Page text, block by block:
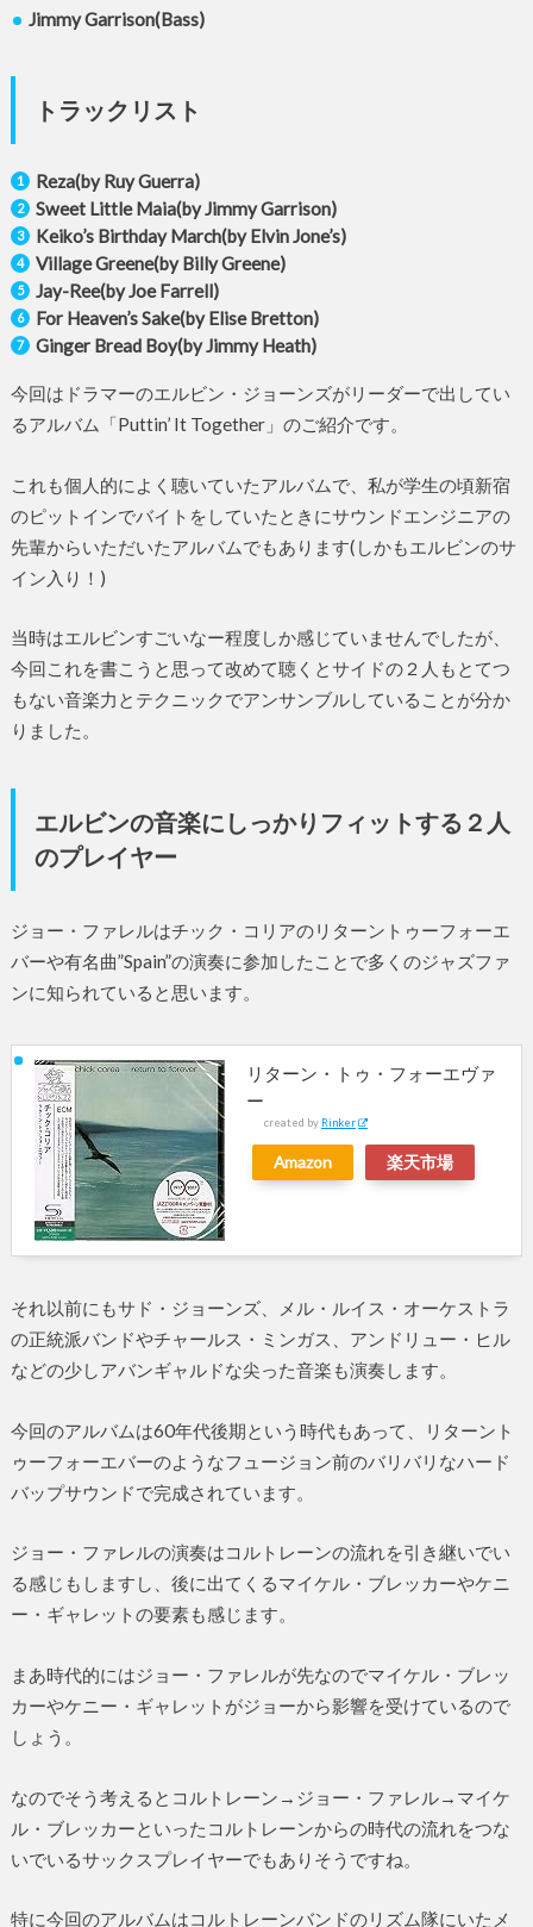
Jimmy Garrison(Bass)
トラックリスト
Reza(by Ruy Guerra)
Sweet Little Maia(by Jimmy Garrison)
Keiko’s Birthday March(by Elvin Jone’s)
Village Greene(by Billy Greene)
Jay-Ree(by Joe Farrell)
For Heaven’s Sake(by Elise Bretton)
Ginger Bread Boy(by Jimmy Heath)
今回はドラマーのエルビン・ジョーンズがリーダーで出してい
るアルバム「Puttin’ It Together」のご紹介です。
これも個人的によく聴いていたアルバムで、私が学生の頃新宿
のピットインでバイトをしていたときにサウンドエンジニアの
先輩からいただいたアルバムでもあります(しかもエルビンのサ
イン入り！)
当時はエルビンすごいなー程度しか感じていませんでしたが、
今回これを書こうと思って改めて聴くとサイドの２人もとてつ
もない音楽力とテクニックでアンサンブルしていることが分か
りました。
エルビンの音楽にしっかりフィットする２人
のプレイヤー
ジョー・ファレルはチック・コリアのリターントゥーフォーエ
バーや有名曲”Spain”の演奏に参加したことで多くのジャズファ
ンに知られていると思います。
リターン・トゥ・フォーエヴァ
ー
created by Rinker
Amazon 楽天市場
それ以前にもサド・ジョーンズ、メル・ルイス・オーケストラ
の正統派バンドやチャールス・ミンガス、アンドリュー・ヒル
などの少しアバンギャルドな尖った音楽も演奏します。
今回のアルバムは60年代後期という時代もあって、リターント
ゥーフォーエバーのようなフュージョン前のバリバリなハード
バップサウンドで完成されています。
ジョー・ファレルの演奏はコルトレーンの流れを引き継いでい
る感じもしますし、後に出てくるマイケル・ブレッカーやケニ
ー・ギャレットの要素も感じます。
まあ時代的にはジョー・ファレルが先なのでマイケル・ブレッ
カーやケニー・ギャレットがジョーから影響を受けているので
しょう。
なのでそう考えるとコルトレーン→ジョー・ファレル→マイケ
ル・ブレッカーといったコルトレーンからの時代の流れをつな
いでいるサックスプレイヤーでもありそうですね。
特に今回のアルバムはコルトレーンバンドのリズム隊にいたメ